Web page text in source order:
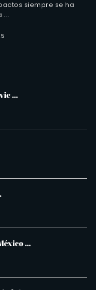
siempre se ha
...
...
...